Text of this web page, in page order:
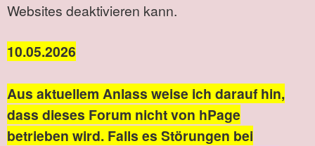
Websites deaktivieren kann.
10.05.2026
Aus aktuellem Anlass weise ich darauf hin,
dass dieses Forum nicht von hPage
betrieben wird. Falls es Störungen bei